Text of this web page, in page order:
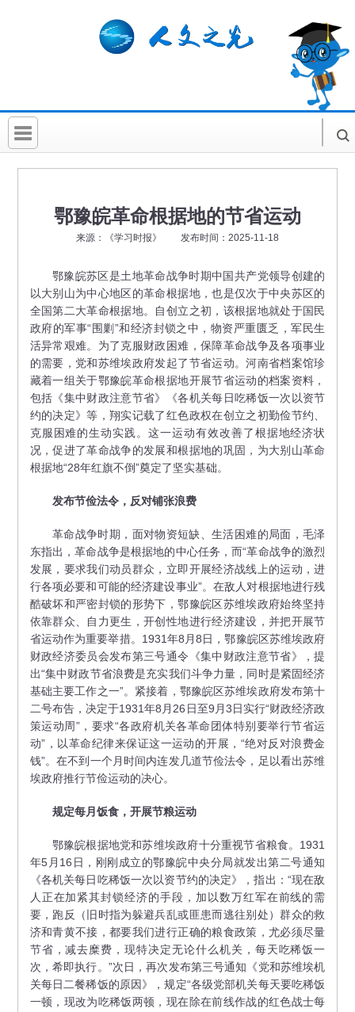
首 页
社科讲堂
科普活动
鄂豫皖革命根据地的节省运动
来源：《学习时报》 发布时间：2025-11-18
鄂豫皖苏区是土地革命战争时期中国共产党领导创建的
以大别山为中心地区的革命根据地，也是仅次于中央苏区的
全国第二大革命根据地。自创立之初，该根据地就处于国民
政府的军事“围剿”和经济封锁之中，物资严重匮乏，军民生
活异常艰难。为了克服财政困难，保障革命战争及各项事业
的需要，党和苏维埃政府发起了节省运动。河南省档案馆珍
藏着一组关于鄂豫皖革命根据地开展节省运动的档案资料，
包括《集中财政注意节省》《各机关每日吃稀饭一次以资节
约的决定》等，翔实记载了红色政权在创立之初勤俭节约、
克服困难的生动实践。这一运动有效改善了根据地经济状
况，促进了革命战争的发展和根据地的巩固，为大别山革命
根据地“28年红旗不倒”奠定了坚实基础。
发布节俭法令，反对铺张浪费
革命战争时期，面对物资短缺、生活困难的局面，毛泽
东指出，革命战争是根据地的中心任务，而“革命战争的激烈
发展，要求我们动员群众，立即开展经济战线上的运动，进
行各项必要和可能的经济建设事业”。在敌人对根据地进行残
酷破坏和严密封锁的形势下，鄂豫皖区苏维埃政府始终坚持
依靠群众、自力更生，开创性地进行经济建设，并把开展节
省运动作为重要举措。1931年8月8日，鄂豫皖区苏维埃政府
财政经济委员会发布第三号通令《集中财政注意节省》，提
出“集中财政节省浪费是充实我们斗争力量，同时是紧固经济
基础主要工作之一”。紧接着，鄂豫皖区苏维埃政府发布第十
二号布告，决定于1931年8月26日至9月3日实行“财政经济政
策运动周”，要求“各政府机关各革命团体特别要举行节省运
动”，以革命纪律来保证这一运动的开展，“绝对反对浪费金
钱”。在不到一个月时间内连发几道节俭法令，足以看出苏维
埃政府推行节俭运动的决心。
规定每月饭食，开展节粮运动
鄂豫皖根据地党和苏维埃政府十分重视节省粮食。1931
年5月16日，刚刚成立的鄂豫皖中央分局就发出第二号通知
《各机关每日吃稀饭一次以资节约的决定》，指出：“现在敌
人正在加紧其封锁经济的手段，加以数万红军在前线的需
要，跑反（旧时指为躲避兵乱或匪患而逃往别处）群众的救
济和青黄不接，都要我们进行正确的粮食政策，尤必须尽量
节省，减去糜费，现特决定无论什么机关，每天吃稀饭一
次，希即执行。”次日，再次发布第三号通知《党和苏维埃机
关每日二餐稀饭的原因》，规定“各级党部机关每天要吃稀饭
一顿，现改为吃稀饭两顿，现在除在前线作战的红色战士每